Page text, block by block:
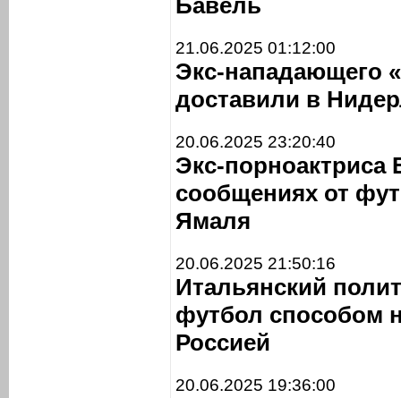
Бавель
21.06.2025 01:12:00
Экс-нападающего
доставили в
20.06.2025 23:20:40
Экс-порноактриса
сообщениях от
Ямаля
20.06.2025 21:50:16
Итальянский
футбол способом
Россией
20.06.2025 19:36:00